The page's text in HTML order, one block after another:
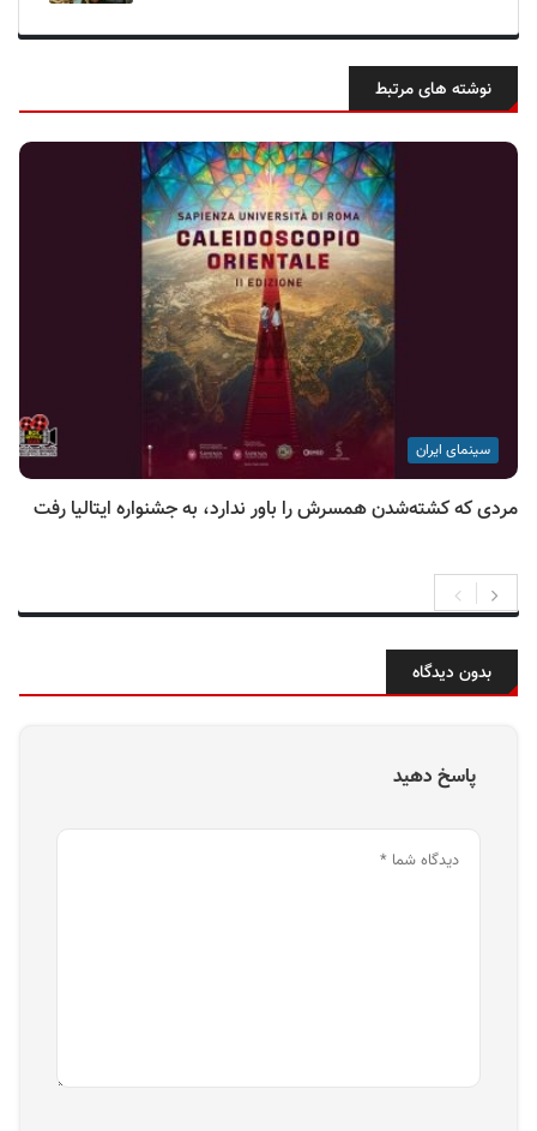
نوشته های مرتبط
سینمای ایران
مردی که کشته‌شدن همسرش را باور ندارد، به جشنواره ایتالیا رفت
بدون دیدگاه
پاسخ دهید